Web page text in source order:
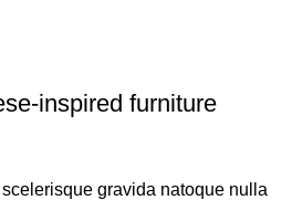
inspired furniture
gravida natoque nulla